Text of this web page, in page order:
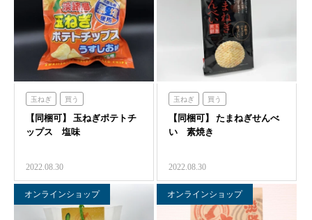
玉ねぎ 買う
【同梱可】 玉ねぎポテトチ
ップス 塩味
2022.08.30
玉ねぎ 買う
【同梱可】 たまねぎせんべ
い 素焼き
2022.08.30
オンラインショップ オンラインショップ